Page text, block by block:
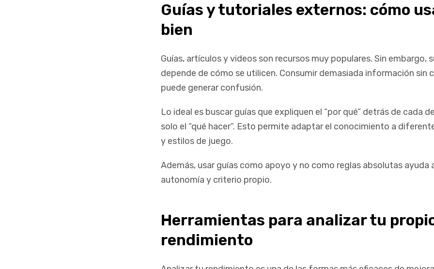
Guías y tutoriales externos: cómo
bien
Guías, artículos y videos son recursos muy populares. Sin embargo,
depende de cómo se utilicen. Consumir demasiada información sin
puede generar confusión.
Lo ideal es buscar guías que expliquen el “por qué” detrás de cada
solo el “qué hacer”. Esto permite adaptar el conocimiento a
y estilos de juego.
Además, usar guías como apoyo y no como reglas absolutas ayuda
autonomía y criterio propio.
Herramientas para analizar tu
rendimiento